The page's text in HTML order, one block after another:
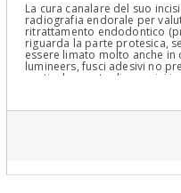
La cura canalare del suo
radiografia endorale per
ritrattamento endodontico
riguarda la parte protesica,
essere limato molto anche in
lumineers, fusci adesivi no
particolarmente discromici
adeguatamente i colori
in composito o in disilicato
per realizzare una faccetta
dente risulterebbe molto
incapsularlo (corona in
eseguito una visita